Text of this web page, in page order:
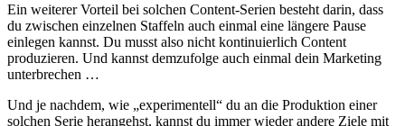
Ein weiterer Vorteil bei solchen Content-Serien besteht darin, dass
du zwischen einzelnen Staffeln auch einmal eine längere Pause
einlegen kannst. Du musst also nicht kontinuierlich Content
produzieren. Und kannst demzufolge auch einmal dein Marketing
unterbrechen …
Und je nachdem, wie „experimentell“ du an die Produktion einer
solchen Serie herangehst, kannst du immer wieder andere Ziele mit